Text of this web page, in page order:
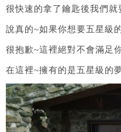
很快速的拿了鑰匙後我們
說真的~如果你想要五星級
很抱歉~這裡絕對不會滿足
在這裡~擁有的是五星級的